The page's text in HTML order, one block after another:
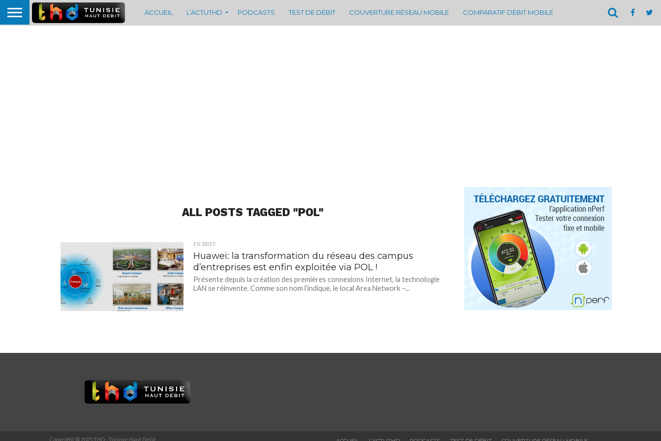
ACCUEIL L’ACTUTHD PODCASTS TEST DE DÉBIT COUVERTURE RÉSEAU MOBILE COMPARATIF DÉBIT MOBILE
ALL POSTS TAGGED "POL"
4.4K
EN BREF
Huawei: la transformation du réseau des campus
d’entreprises est enfin exploitée via POL !
Présente depuis la création des premières connexions Internet, la technologie
LAN se réinvente. Comme son nom l’indique, le local Area Network –...
Copyright © 2025 THD - Tunisie Haut Debit.